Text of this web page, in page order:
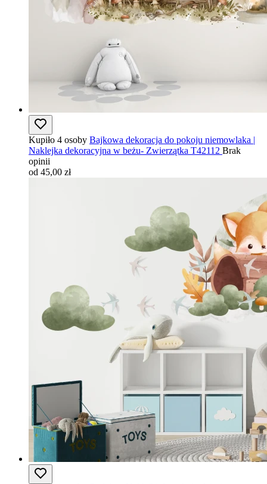
Kupiło 4 osoby Bajkowa dekoracja do pokoju niemowlaka |
Naklejka dekoracyjna w beżu- Zwierzątka T42112 Brak
opinii
od 45,00 zł